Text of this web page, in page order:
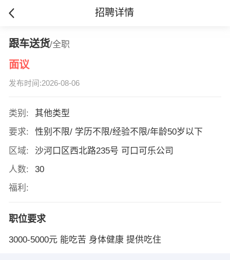
招聘详情
跟车送货/全职
面议
发布时间:2026-08-06
类别:
其他类型
要求:
性别不限/ 学历不限/经验不限/年龄50岁以下
区域:
沙河口区西北路235号 可口可乐公司
人数:
30
福利:
职位要求
3000-5000元 能吃苦 身体健康 提供吃住